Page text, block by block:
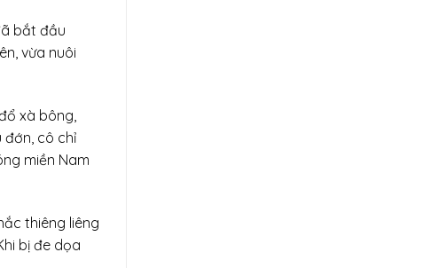
bắt đầu
vừa nuôi
xà bông,
đớn, cô chỉ
miền Nam
thiêng liêng
bị đe dọa